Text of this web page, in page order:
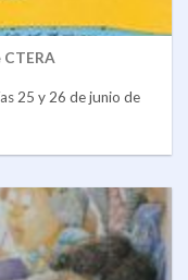
25 y 26 de junio de